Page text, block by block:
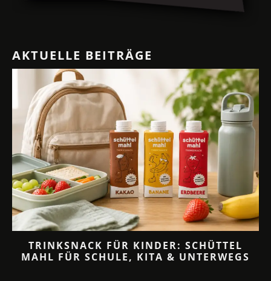
AKTUELLE BEITRÄGE
TRINKSNACK FÜR KINDER: SCHÜTTEL
MAHL FÜR SCHULE, KITA & UNTERWEGS